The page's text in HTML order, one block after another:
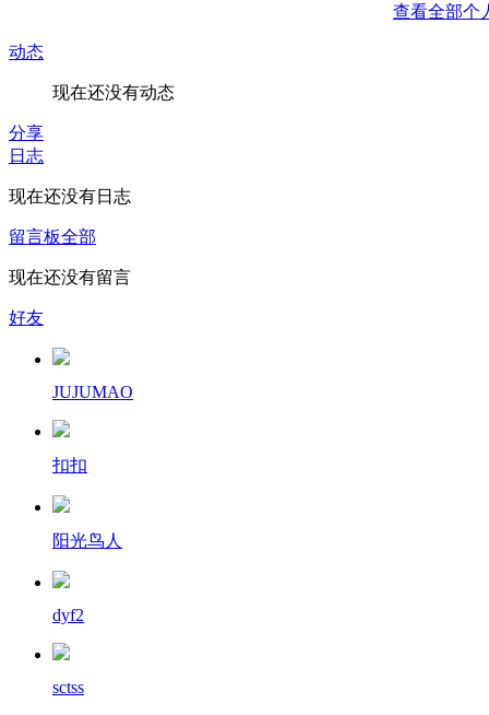
查看全部个
动态
现在还没有动态
分享
日志
现在还没有日志
留言板全部
现在还没有留言
好友
JUJUMAO
扣扣
阳光鸟人
dyf2
sctss